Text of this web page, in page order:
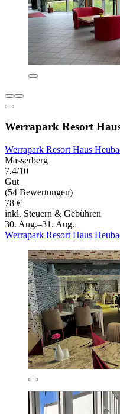
Werrapark Resort
Werrapark Resort Haus
Masserberg
7,4/10
Gut
(54 Bewertungen)
78 €
inkl. Steuern & Gebühren
30. Aug.–31. Aug.
Werrapark Resort Haus